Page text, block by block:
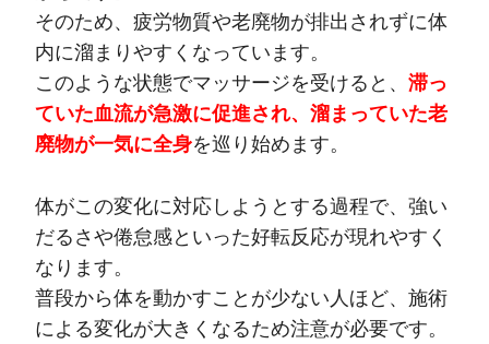
そのため、疲労物質や老廃物が排出されずに体
内に溜まりやすくなっています。
このような状態でマッサージを受けると、 滞っ
ていた血流が急激に促進され、溜まっていた老
廃物が一気に全身を巡り始めます。
体がこの変化に対応しようとする過程で、強い
だるさや倦怠感といった好転反応が現れやすく
なります。
普段から体を動かすことが少ない人ほど、施術
による変化が大きくなるため注意が必要です。